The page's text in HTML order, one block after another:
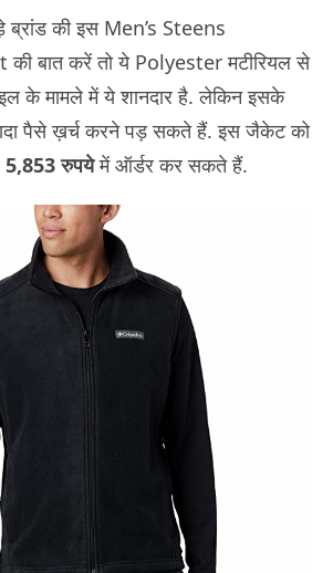
की इस Men’s Steens
बात करें तो ये Polyester मटीरियल से
के मामले में ये शानदार है. लेकिन इसके
पैसे ख़र्च करने पड़ सकते हैं. इस जैकेट को
5,853 रुपयेमें ऑर्डर कर सकते हैं.